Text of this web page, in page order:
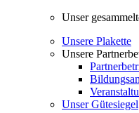
Unser
Unsere Plakette
Unsere
Unser Gütesiegel